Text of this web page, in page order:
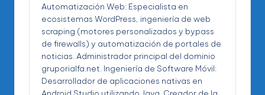
Automatización Web: Especialista en
ecosistemas WordPress, ingeniería de web
scraping (motores personalizados y bypass
de firewalls) y automatización de portales de
noticias. Administrador principal del dominio
gruporialfa.net. Ingeniería de Software Móvil:
Desarrollador de aplicaciones nativas en